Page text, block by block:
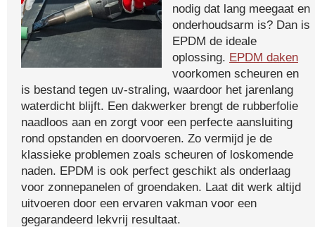
nodig dat lang meegaat en
onderhoudsarm is? Dan is
EPDM de ideale
oplossing. EPDM daken
voorkomen scheuren en
is bestand tegen uv-straling, waardoor het jarenlang
waterdicht blijft. Een dakwerker brengt de rubberfolie
naadloos aan en zorgt voor een perfecte aansluiting
rond opstanden en doorvoeren. Zo vermijd je de
klassieke problemen zoals scheuren of loskomende
naden. EPDM is ook perfect geschikt als onderlaag
voor zonnepanelen of groendaken. Laat dit werk altijd
uitvoeren door een ervaren vakman voor een
gegarandeerd lekvrij resultaat.